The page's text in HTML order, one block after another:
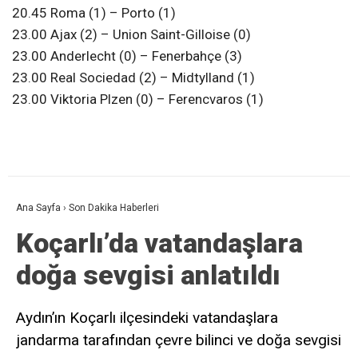
20.45 Roma (1) – Porto (1)
23.00 Ajax (2) – Union Saint-Gilloise (0)
23.00 Anderlecht (0) – Fenerbahçe (3)
23.00 Real Sociedad (2) – Midtylland (1)
23.00 Viktoria Plzen (0) – Ferencvaros (1)
Ana Sayfa › Son Dakika Haberleri
Koçarlı’da vatandaşlara
doğa sevgisi anlatıldı
Aydın’ın Koçarlı ilçesindeki vatandaşlara
jandarma tarafından çevre bilinci ve doğa sevgisi